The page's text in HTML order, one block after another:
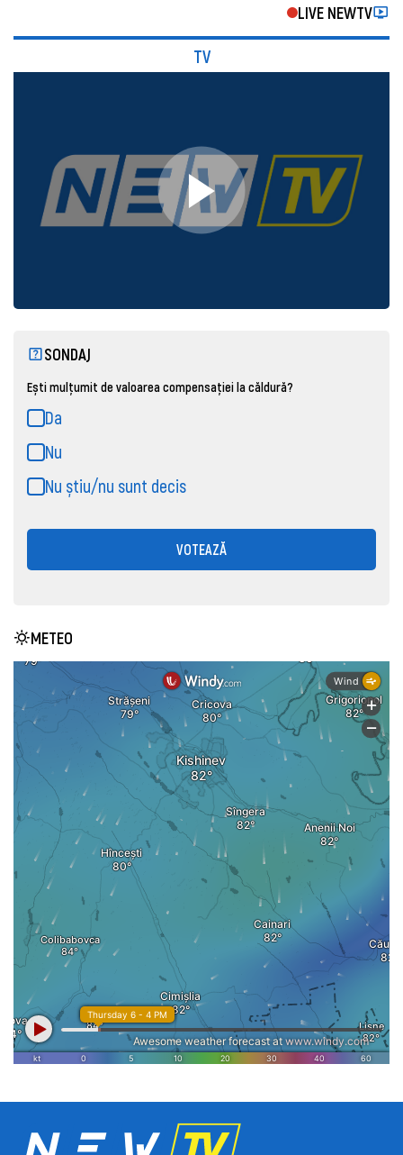
LIVE NEWTV
TV
SONDAJ
Ești mulțumit de valoarea compensației la căldură?
Da
Nu
Nu știu/nu sunt decis
VOTEAZĂ
METEO